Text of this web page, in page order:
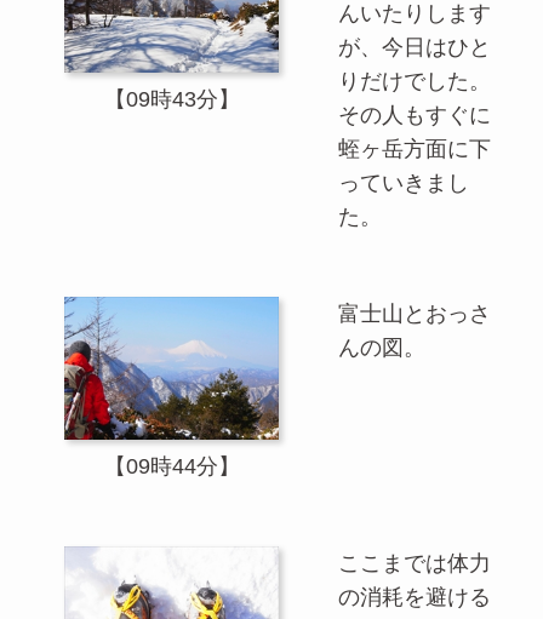
【09時43分】
んいたりします
が、今日はひと
りだけでした。
その人もすぐに
蛭ヶ岳方面に下
っていきまし
た。
【09時44分】
富士山とおっさ
んの図。
ここまでは体力
の消耗を避ける